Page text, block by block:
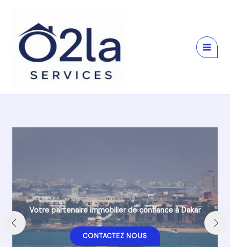
contenu
Votre partenaire immobilier de confiance à Dakar
CONTACTEZ NOUS